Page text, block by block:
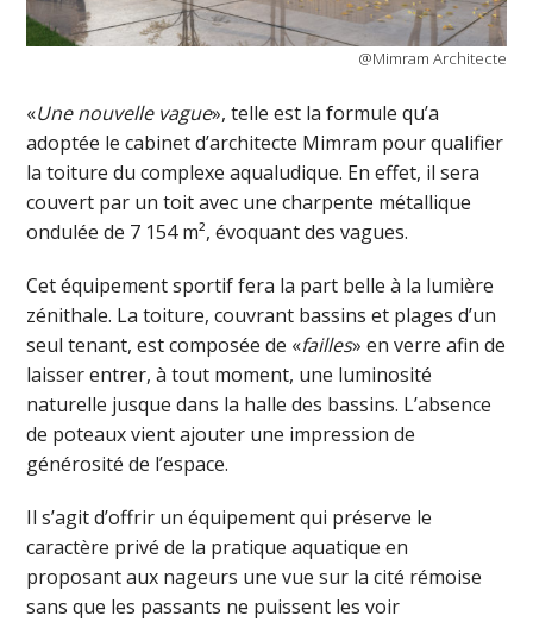
@Mimram Architecte
«Une nouvelle vague», telle est la formule qu’a
adoptée le cabinet d’architecte Mimram pour qualifier
la toiture du complexe aqualudique. En effet, il sera
couvert par un toit avec une charpente métallique
ondulée de 7 154 m², évoquant des vagues.
Cet équipement sportif fera la part belle à la lumière
zénithale. La toiture, couvrant bassins et plages d’un
seul tenant, est composée de «failles» en verre afin de
laisser entrer, à tout moment, une luminosité
naturelle jusque dans la halle des bassins. L’absence
de poteaux vient ajouter une impression de
générosité de l’espace.
Il s’agit d’offrir un équipement qui préserve le
caractère privé de la pratique aquatique en
proposant aux nageurs une vue sur la cité rémoise
sans que les passants ne puissent les voir